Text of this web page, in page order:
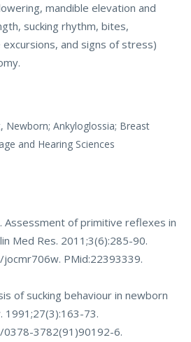
mandible elevation and
sucking rhythm, bites,
and signs of stress)
Newborn; Ankyloglossia; Breast
and Hearing Sciences
Assessment of primitive reflexes in
Med Res. 2011;3(6):285-90.
. PMid:22393339.
of sucking behaviour in newborn
1991;27(3):163-73.
3782(91)90192-6.